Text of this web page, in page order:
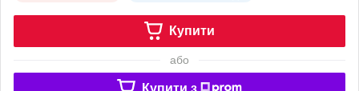
Купити
або
Купити з